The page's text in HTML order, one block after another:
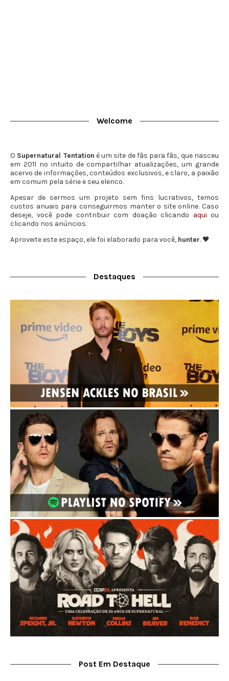
Welcome
O Supernatural Tentation é um site de fãs para fãs, que nasceu
em 2011 no intuito de compartilhar atualizações, um grande
acervo de informações, conteúdos exclusivos, e claro, a paixão
em comum pela série e seu elenco.
Apesar de sermos um projeto sem fins lucrativos, temos
custos anuais para conseguirmos manter o site online. Caso
deseje, você pode contribuir com doação clicando aqui ou
clicando nos anúncios.
Aproveite este espaço, ele foi elaborado para você, hunter. 🖤
Destaques
Post Em Destaque